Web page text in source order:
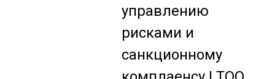
управлению
рисками и
санкционному